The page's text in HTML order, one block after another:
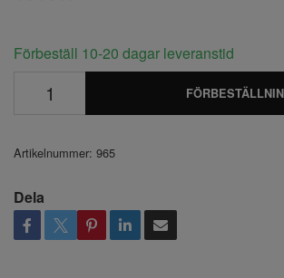
Förbeställ 10-20 dagar leveranstid
Artikelnummer: 965
Dela